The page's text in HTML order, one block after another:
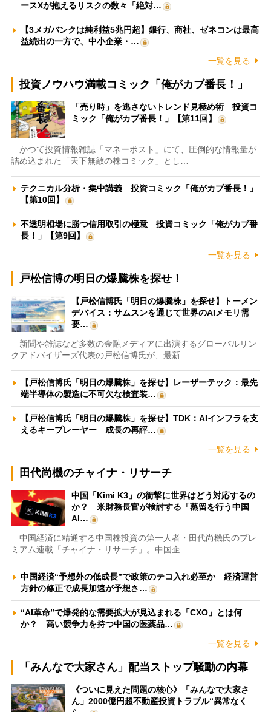
ースXが抱えるリスクの数々「絶対…
【3メガバンクは純利益5兆円超】銀行、商社、ゼネコンは最高
益続出の一方で、中小企業・…
一覧を見る
投資ノウハウ満載コミック「俺がカブ番長！」
「売り時」を逃さないトレンド見極め術 投資コ
ミック「俺がカブ番長！」【第11回】
かつて投資情報雑誌「マネーポスト」にて、圧倒的な情報量が
詰め込まれた「天下無敵の株コミック」とし…
テクニカル分析・集中講義 投資コミック「俺がカブ番長！」
【第10回】
不透明相場に勝つ信用取引の極意 投資コミック「俺がカブ番
長！」【第9回】
一覧を見る
戸松信博の明日の爆騰株を探せ！
【戸松信博氏「明日の爆騰株」を探せ】トーメン
デバイス：サムスンを通じて世界のAIメモリ需
要…
新聞や雑誌など多数の金融メディアに出演するグローバルリン
クアドバイザーズ代表の戸松信博氏が、最新…
【戸松信博氏「明日の爆騰株」を探せ】レーザーテック：最先
端半導体の製造に不可欠な検査装…
【戸松信博氏「明日の爆騰株」を探せ】TDK：AIインフラを支
えるキープレーヤー 成長の再評…
一覧を見る
田代尚機のチャイナ・リサーチ
中国「Kimi K3」の衝撃に世界はどう対応するの
か？ 米財務長官が検討する「蒸留を行う中国
AI…
中国経済に精通する中国株投資の第一人者・田代尚機氏のプレ
ミアム連載「チャイナ・リサーチ」。中国企…
中国経済“予想外の低成長”で政策のテコ入れ必至か 経済運営
方針の修正で成長加速が予想さ…
“AI革命”で爆発的な需要拡大が見込まれる「CXO」とは何
か？ 高い競争力を持つ中国の医薬品…
一覧を見る
「みんなで大家さん」配当ストップ騒動の内幕
《ついに見えた問題の核心》「みんなで大家さ
ん」2000億円超不動産投資トラブル“異常なく